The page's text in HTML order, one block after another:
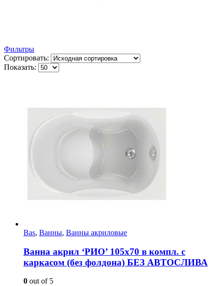
Фильтры
Сортировать:
Показать:
Bas, Ванны, Ванны акриловые
Ванна акрил ‘РИО’ 105х70 в компл. с
каркасом (без фолдона) БЕЗ АВТОСЛИВА
0 out of 5